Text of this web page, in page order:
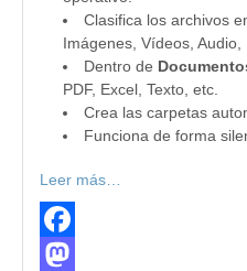
Clasifica los archivos
Imágenes, Vídeos,
Dentro de
PDF, Excel, Texto, etc.
Crea las carpetas
Funciona de forma
Leer más…
Facebook